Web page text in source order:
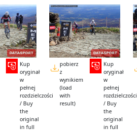
Kup
oryginał
w
pełnej
rozdzielczości
/ Buy
the
original
in full
pobierz
z
wynikiem
(load
with
result)
Kup
oryginał
w
pełnej
rozdzielczości
/ Buy
the
original
in full